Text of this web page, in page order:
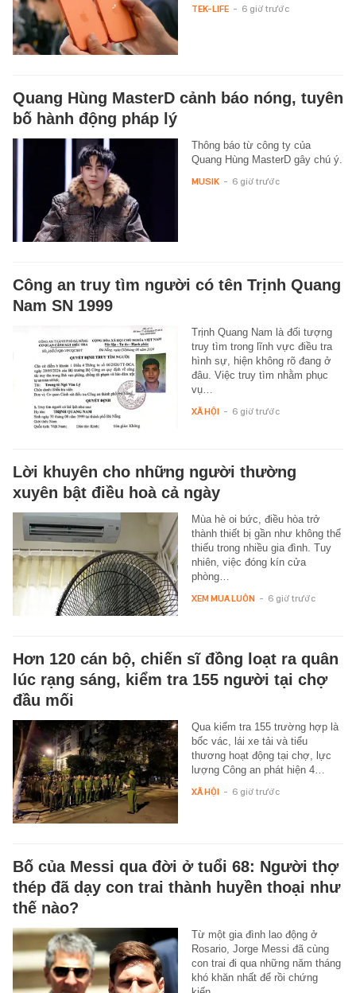
TEK-LIFE - 6 giờ trước
Quang Hùng MasterD cảnh báo nóng, tuyên
bố hành động pháp lý
Thông báo từ công ty của
Quang Hùng MasterD gây chú ý.
MUSIK - 6 giờ trước
Công an truy tìm người có tên Trịnh Quang
Nam SN 1999
Trịnh Quang Nam là đối tượng
truy tìm trong lĩnh vực điều tra
hình sự, hiện không rõ đang ở
đâu. Việc truy tìm nhằm phục
vụ…
XÃ HỘI - 6 giờ trước
Lời khuyên cho những người thường
xuyên bật điều hoà cả ngày
Mùa hè oi bức, điều hòa trở
thành thiết bị gần như không thể
thiếu trong nhiều gia đình. Tuy
nhiên, việc đóng kín cửa
phòng…
XEM MUA LUÔN - 6 giờ trước
Hơn 120 cán bộ, chiến sĩ đồng loạt ra quân
lúc rạng sáng, kiểm tra 155 người tại chợ
đầu mối
Qua kiểm tra 155 trường hợp là
bốc vác, lái xe tải và tiểu
thương hoạt động tại chợ, lực
lượng Công an phát hiện 4…
XÃ HỘI - 6 giờ trước
Bố của Messi qua đời ở tuổi 68: Người thợ
thép đã dạy con trai thành huyền thoại như
thế nào?
Từ một gia đình lao động ở
Rosario, Jorge Messi đã cùng
con trai đi qua những năm tháng
khó khăn nhất để rồi chứng